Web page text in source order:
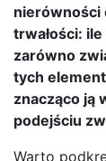
nierówności
trwałości:
zarówno
tych
znacząco ją
podejściu
Warto